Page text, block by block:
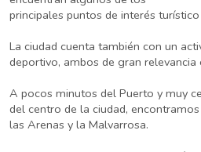
principales puntos de interés
La ciudad cuenta también con un
deportivo, ambos de gran relevancia
A pocos minutos del Puerto y muy
del centro de la ciudad,
las Arenas y la Malvarrosa.